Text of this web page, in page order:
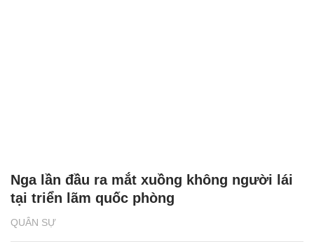
QUÂN SỰ
Nga lần đầu ra mắt xuồng không người lái
tại triển lãm quốc phòng